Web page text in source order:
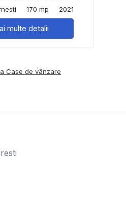
170 mp 2021
multe detalii
Case de vânzare